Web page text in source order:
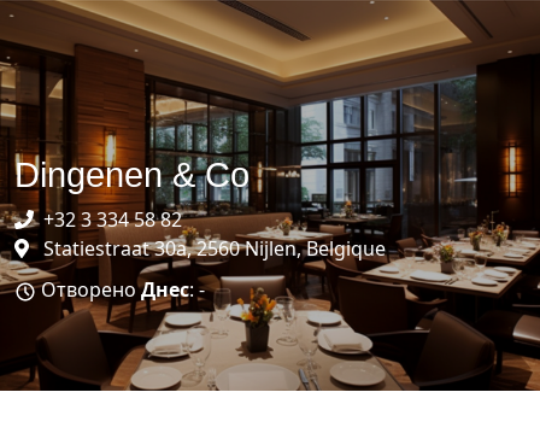
Dingenen & Co
+32 3 334 58 82
Statiestraat 30a, 2560 Nijlen, Belgique
ОтвореноДнес: -